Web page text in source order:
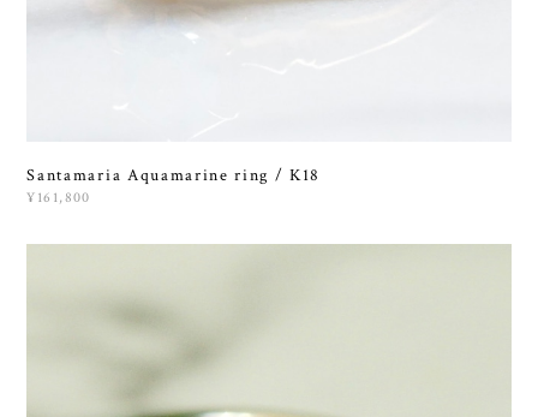
Santamaria Aquamarine ring / K18
¥161,800